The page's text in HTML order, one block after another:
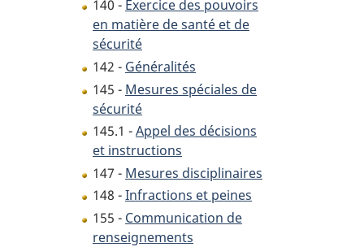
140 - Exercice des pouvoirs
en matière de santé et de
sécurité
142 - Généralités
145 - Mesures spéciales de
sécurité
145.1 -Appel des décisions
et instructions
147 - Mesures disciplinaires
148 -Infractions et peines
155 - Communication de
renseignements